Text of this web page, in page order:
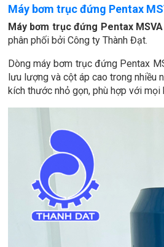
Máy bơm trục đứng Pentax
Máy bơm trục đứng Pentax MSVA
phân phối bởi Công ty Thành Đạt.
Dòng máy bơm trục đứng Pentax
lưu lượng và cột áp cao trong nhiều
kích thước nhỏ gọn, phù hợp với